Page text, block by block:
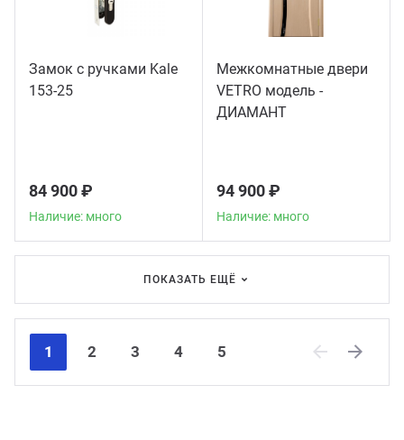
Замок с ручками Kale
153-25
84 900 ₽
Наличие: много
Межкомнатные двери
VETRO модель -
ДИАМАНТ
94 900 ₽
Наличие: много
ПОКАЗАТЬ ЕЩЁ
1 2 3 4
5